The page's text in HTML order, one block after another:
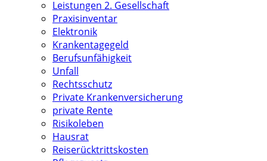
Leistungen 2. Gesellschaft
Praxisinventar
Elektronik
Krankentagegeld
Berufsunfähigkeit
Unfall
Rechtsschutz
Private Krankenversicherung
private Rente
Risikoleben
Hausrat
Reiserücktrittskosten